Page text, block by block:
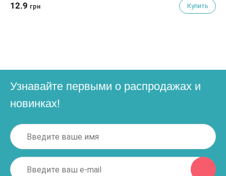
12.9 грн Купить
Узнавайте первыми о распродажах и
новинках!